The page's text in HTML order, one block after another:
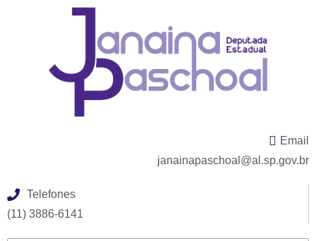
Email
janainapaschoal@al.sp.gov.br
Telefones
(11) 3886-6141